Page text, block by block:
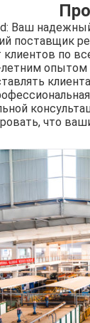
Ваш
поставщик
клиентов по
что